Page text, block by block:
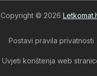
Copyright © 2026
Postavi pravila privatnosti
Uvjeti korištenja web